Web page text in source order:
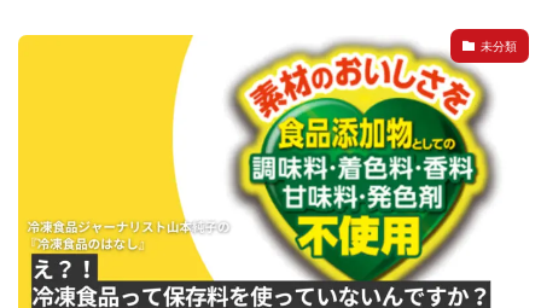
未分類